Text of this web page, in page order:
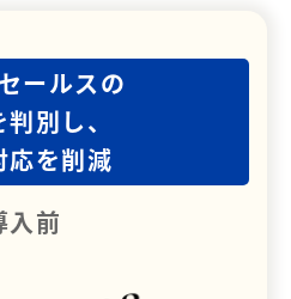
ールスの
別し、
応を削減
入前